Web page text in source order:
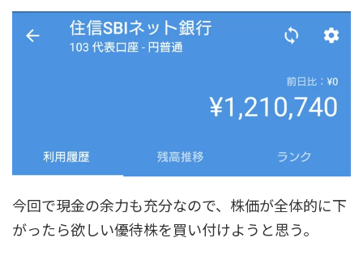
今回で現金の余力も充分なので、株価が全体的に下
がったら欲しい優待株を買い付けようと思う。